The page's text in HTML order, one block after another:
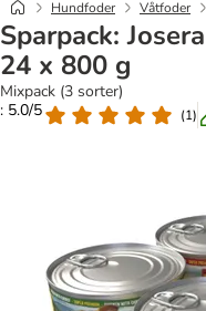
Hundfoder Våtfoder
Sparpack:
24 x 800 g
Mixpack (3 sorter)
: 5.0/5
(1)